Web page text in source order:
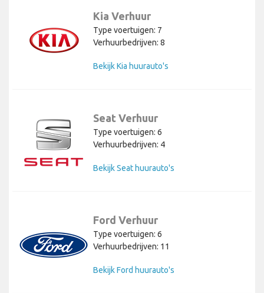
Kia Verhuur
Type voertuigen: 7
Verhuurbedrijven: 8
Bekijk Kia huurauto's
Seat Verhuur
Type voertuigen: 6
Verhuurbedrijven: 4
Bekijk Seat huurauto's
Ford Verhuur
Type voertuigen: 6
Verhuurbedrijven: 11
Bekijk Ford huurauto's